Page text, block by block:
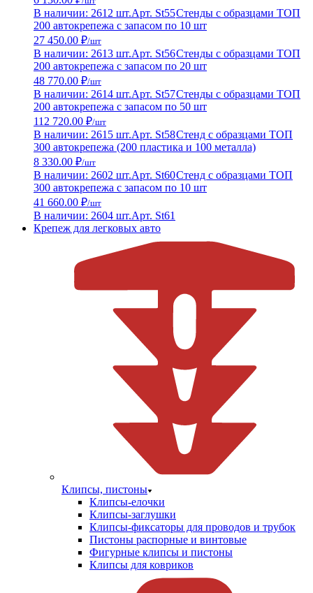
В наличии: 2612 шт.Арт. St55Стенды с образцами ТОП
200 автокрепежа с запасом по 10 шт
27 450.00 ₽/шт
В наличии: 2613 шт.Арт. St56Стенды с образцами ТОП
200 автокрепежа с запасом по 20 шт
48 770.00 ₽/шт
В наличии: 2614 шт.Арт. St57Стенды с образцами ТОП
200 автокрепежа с запасом по 50 шт
112 720.00 ₽/шт
В наличии: 2615 шт.Арт. St58Стенд с образцами ТОП
300 автокрепежа (200 пластика и 100 металла)
8 330.00 ₽/шт
В наличии: 2602 шт.Арт. St60Стенд с образцами ТОП
300 автокрепежа с запасом по 10 шт
41 660.00 ₽/шт
В наличии: 2604 шт.Арт. St61
Крепеж для легковых авто
Клипсы, пистоны
Клипсы-елочки
Клипсы-заглушки
Клипсы-фиксаторы для проводов и трубок
Пистоны распорные и винтовые
Фигурные клипсы и пистоны
Клипсы для ковриков